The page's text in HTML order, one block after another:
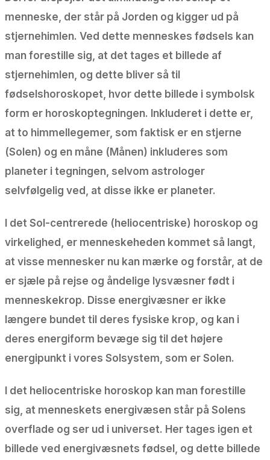
menneske, der står på Jorden og kigger ud på
stjernehimlen. Ved dette menneskes fødsels kan
man forestille sig, at det tages et billede af
stjernehimlen, og dette bliver så til
fødselshoroskopet, hvor dette billede i symbolsk
form er horoskoptegningen. Inkluderet i dette er,
at to himmellegemer, som faktisk er en stjerne
(Solen) og en måne (Månen) inkluderes som
planeter i tegningen, selvom astrologer
selvfølgelig ved, at disse ikke er planeter.
I det Sol-centrerede (heliocentriske) horoskop og
virkelighed, er menneskeheden kommet så langt,
at visse mennesker nu kan mærke og forstår, at de
er sjæle på rejse og åndelige lysvæsner født i
menneskekrop. Disse energivæsner er ikke
længere bundet til deres fysiske krop, og kan i
deres energiform bevæge sig til det højere
energipunkt i vores Solsystem, som er Solen.
I det heliocentriske horoskop kan man forestille
sig, at menneskets energivæsen står på Solens
overflade og ser ud i universet. Her tages igen et
billede ved energivæsnets fødsel, og dette billede